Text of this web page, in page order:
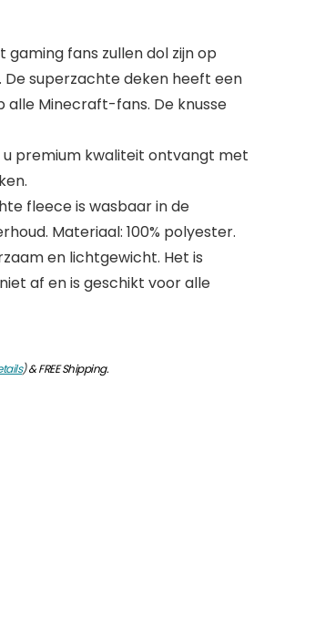
gaming fans zullen dol zijn op
superzachte deken heeft een
alle Minecraft-fans. De knusse
premium kwaliteit ontvangt met
fleece is wasbaar in de
Materiaal: 100% polyester.
en lichtgewicht. Het is
af en is geschikt voor alle
)&FREE Shipping.